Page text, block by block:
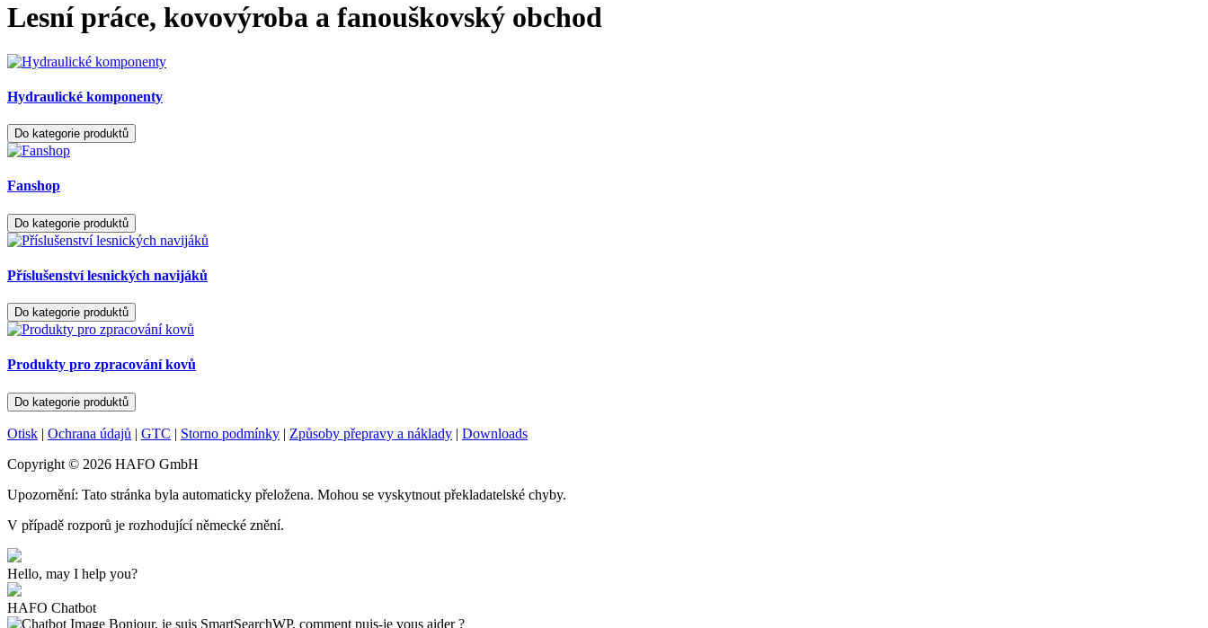
Lesní práce, kovovýroba a fanouškovský obchod
Hydraulické komponenty
Do kategorie produktů
Fanshop
Do kategorie produktů
Příslušenství lesnických navijáků
Do kategorie produktů
Produkty pro zpracování kovů
Do kategorie produktů
Otisk | Ochrana údajů | GTC | Storno podmínky | Způsoby přepravy a náklady | Downloads
Copyright © 2026 HAFO GmbH
Upozornění: Tato stránka byla automaticky přeložena. Mohou se vyskytnout překladatelské chyby.
V případě rozporů je rozhodující německé znění.
Hello, may I help you?
HAFO Chatbot
Bonjour, je suis SmartSearchWP, comment puis-je vous aider ?